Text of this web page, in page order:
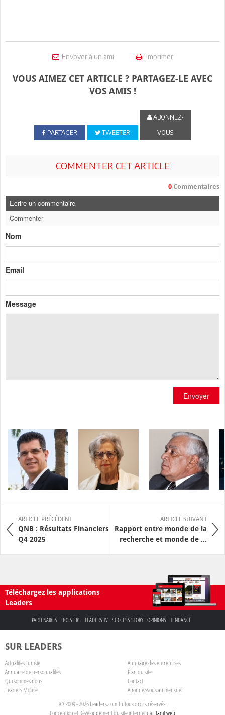
Envoyer à un ami Imprimer
VOUS AIMEZ CET ARTICLE ? PARTAGEZ-LE AVEC
VOS AMIS !
PARTAGER TWEETER
ABONNEZ-
VOUS
COMMENTER CET ARTICLE
0 Commentaires
Ecrire un commentaire
Commenter
Nom
Email
Message
Envoyer
ARTICLE PRÉCÉDENT
QNB : Résultats Financiers
Q4 2025
ARTICLE SUIVANT
Rapport entre monde de la
recherche et monde de ...
Téléchargez les applications
Leaders
PARTENAIRES DOSSIERS LEADERS TV SUCCESS STORY OPINIONS TENDANCE
SUR LEADERS
Actualités Tunisie
Annuaire des entreprises
Annuaire de personnalités
Plan du site
Qui sommes nous
Contact
Leaders Mobile
Abonnez-vous au mensuel
© 2009 - 2026 Leaders.com.tn Tous droits réservés.
Conception et Développement du site internet parTanit web